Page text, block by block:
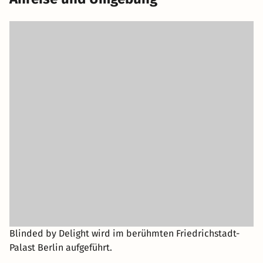
Blinded by Delight wird im berühmten Friedrichstadt-
Palast Berlin aufgeführt.